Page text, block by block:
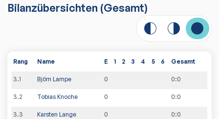
Bilanzübersichten (Gesamt)
Rang Name E 1 2 3 4 5 6 Gesamt
3.1 Björn Lampe 0 0:0
3.2 Tobias Knoche 0 0:0
3.3 Karsten Lange 0 0:0